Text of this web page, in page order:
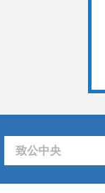
致公中央